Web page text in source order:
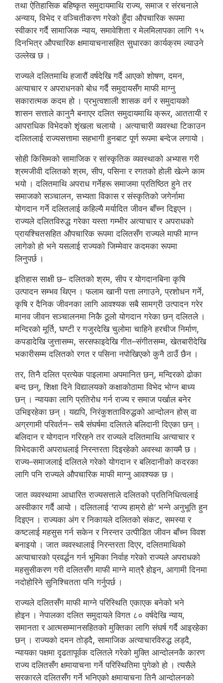
तथा ऐतिहासिक बहिष्कृत समुदायमाथि राज्य, समाज र संरचनाले
अन्याय, विभेद र वञ्चितीकरण गरेको हुँदा औपचारिक रूपमा
स्वीकार गर्दै सामाजिक न्याय, समावेशिता र मेलमिलापका लागि १५
दिनभित्र औपचारिक क्षमायाचनासहित सुधारका कार्यक्रम ल्याउने
उल्लेख छ ।
राज्यले दलितमाथि हजारौं वर्षदेखि गर्दै आएको शोषण, दमन,
अत्याचार र अपराधनको बोध गर्दै समुदायसँग माफी माग्नु
सकारात्मक कदम हो । प्रभुत्वशाली शासक वर्ग र समुदायको
शासन सत्ताले कानुनै बनाएर दलित समुदायमाथि क्रूर, आततायी र
आपराधिक विभेदको शृंखला चलायो । अत्याचारी व्यवस्था टिकाउन
दलितलाई राज्यसत्तामा सहभागी हुनबाट पूर्ण रूपमा बन्देज लगायो ।
सोही किसिमको सामाजिक र सांस्कृतिक व्यवस्थाको अभ्यास गरी
श्रमजीवी दलितको श्रम, सीप, पसिना र रगतको होली खेल्ने काम
भयो । दलितमाथि अपराध गर्नेहरू समाजमा प्रतिष्ठित हुने तर
समाजको सञ्चालन, सभ्यता विकास र संस्कृतिको जगेर्नामा
योगदान गर्ने दलितलाई कहिल्यै मर्यादित जीवन बाँच्न दिइएन ।
राज्यले दलितविरुद्ध गरेका यस्ता गम्भीर अत्याचार र अपराधको
प्रायश्चितसहित औपचारिक रूपमा दलितसँग राज्यले माफी माग्न
लागेको हो भने यसलाई राज्यको जिम्मेवार कदमका रूपमा
लिनुपर्छ ।
इतिहास साक्षी छ– दलितको श्रम, सीप र योगदानबिना कृषि
उत्पादन सम्भव थिएन । फलाम खानी पत्ता लगाउने, प्रशोधन गर्ने,
कृषि र दैनिक जीवनका लागि आवश्यक सबै सामग्री उत्पादन गरेर
मानव जीवन सञ्चालनमा निकै ठूलो योगदान गरेका छन् दलितले ।
मन्दिरको मूर्ति, घण्टी र गजुरदेखि चुलोमा चाहिने हरचीज निर्माण,
कपडादेखि जुत्तासम्म, सरसफाइदेखि गीत–संगीतसम्म, खेतबारीदेखि
भकारीसम्म दलितको रगत र पसिना नपोखिएको कुनै ठाउँ छैन ।
तर, तिनै दलित प्रत्येक पाइलामा अपमानित छन्, मन्दिरको ढोका
बन्द छन्, शिक्षा दिने विद्यालयको कक्षाकोठामा विभेद भोग्न बाध्य
छन् । न्यायका लागि प्रतिरोध गर्न राज्य र समाज पर्खाल बनेर
उभिइरहेका छन् । यद्यपि, निरंकुशताविरुद्धको आन्दोलन होस् वा
अग्रगामी परिवर्तन– सबै संघर्षमा दलितले बलिदानी दिएका छन् ।
बलिदान र योगदान गरिरहने तर राज्यले दलितमाथि अत्याचार र
विभेदकारी अपराधलाई निरन्तरता दिइरहेको अवस्था कायमै छ ।
राज्य–समाजलाई दलितले गरेको योगदान र बलिदानीको कदरका
लागि पनि राज्यले औपचारिक माफी माग्नु आवश्यक छ ।
जात व्यवस्थामा आधारित राज्यसत्ताले दलितको प्रतिनिधित्वलाई
अस्वीकार गर्दै आयो । दलितलाई ‘राज्य हाम्रो हो’ भन्ने अनुभूति हुन
दिइएन । राज्यका अंग र निकायले दलितको संकट, समस्या र
कष्टलाई महसुस गर्न सकेन र निरन्तर उत्पीडित जीवन बाँच्न विवश
बनाइयो । जात व्यवस्थालाई निरन्तरता दिएर, दलितमाथिको
अत्याचारको प्रवर्द्धन गर्न भूमिका निर्वाह गरेको राज्यले अपराधको
महसुसीकरण गरी दलितसँग माफी माग्ने मात्रै होइन, आगामी दिनमा
नदोहोरिने सुनिश्चितता पनि गर्नुपर्छ ।
राज्यले दलितसँग माफी माग्ने परिस्थिति एकाएक बनेको भने
होइन । नेपालका दलित समुदायले विगत ८० वर्षदेखि न्याय,
समानता र आत्मसम्मानसहितको मुक्तिका लागि संघर्ष गर्दै आइरहेका
छन् । राज्यको दमन तोड्दै, सामाजिक अत्याचारविरुद्ध लड्दै,
न्यायका पक्षमा दृढतापूर्वक दलितले गरेको मुक्ति आन्दोलनकै कारण
राज्य दलितसँग क्षमायाचना गर्ने परिस्थितिमा पुगेको हो । त्यसैले
सरकारले दलितसँग गर्ने भनिएको क्षमायाचना तिनै आन्दोलनको